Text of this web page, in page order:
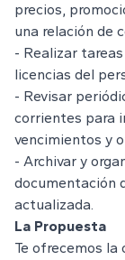
precios,
una relación de
- Realizar
licencias del
- Revisar
corrientes para
vencimientos y
- Archivar y
documentación
actualizada.
La Propuesta
Te ofrecemos